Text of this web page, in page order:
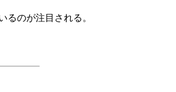
るのが注目される。